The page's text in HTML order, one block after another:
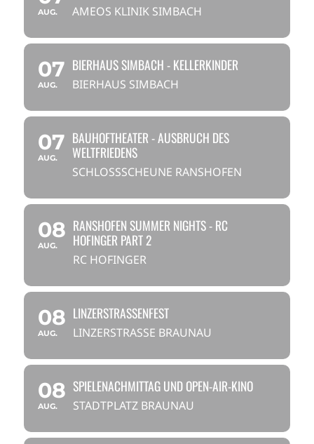
AUG. AMEOS KLINIK SIMBACH
07
AUG.
BIERHAUS SIMBACH - KELLERKINDER
BIERHAUS SIMBACH
07
AUG.
BAUHOFTHEATER - AUSBRUCH DES
WELTFRIEDENS
SCHLOSSSCHEUNE RANSHOFEN
08
AUG.
RANSHOFEN SUMMER NIGHTS - RC
HOFINGER PART 2
RC HOFINGER
08
AUG.
LINZERSTRASSENFEST
LINZERSTRASSE BRAUNAU
08
AUG.
SPIELENACHMITTAG UND OPEN-AIR-KINO
STADTPLATZ BRAUNAU